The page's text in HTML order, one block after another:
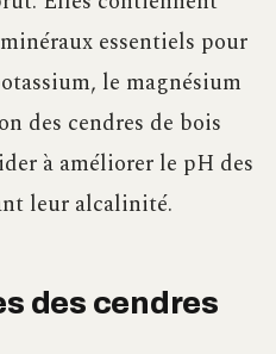
essentiels pour
le magnésium
des cendres de bois
à améliorer le pH des
leur alcalinité.
des cendres